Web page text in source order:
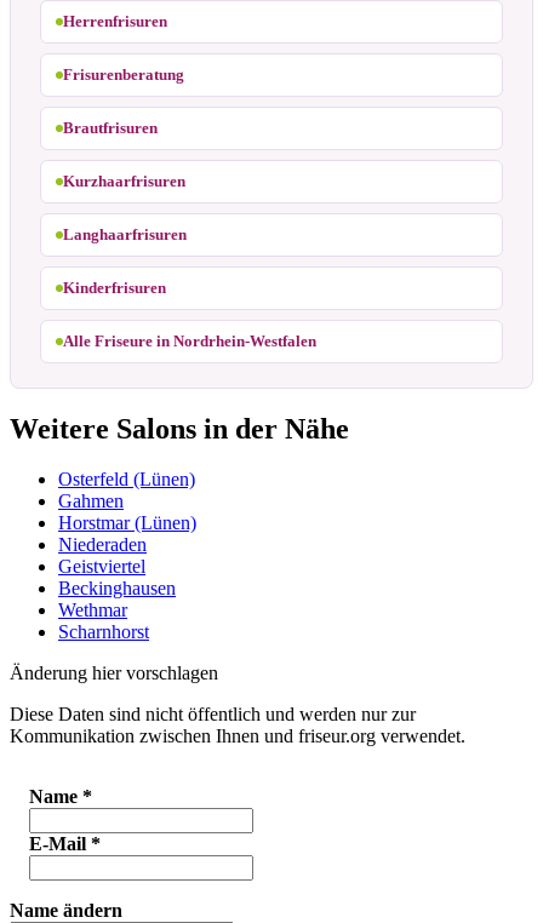
Herrenfrisuren
Frisurenberatung
Brautfrisuren
Kurzhaarfrisuren
Langhaarfrisuren
Kinderfrisuren
Alle Friseure in Nordrhein-Westfalen
Weitere Salons in der Nähe
Osterfeld (Lünen)
Gahmen
Horstmar (Lünen)
Niederaden
Geistviertel
Beckinghausen
Wethmar
Scharnhorst
Änderung hier vorschlagen
Diese Daten sind nicht öffentlich und werden nur zur
Kommunikation zwischen Ihnen und friseur.org verwendet.
Name *
E-Mail *
Name ändern